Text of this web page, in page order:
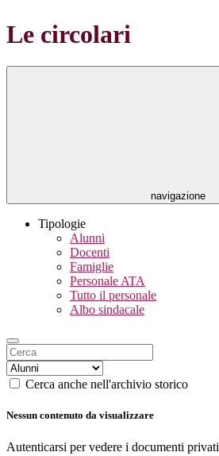
Le circolari
navigazione
Tipologie
Alunni
Docenti
Famiglie
Personale ATA
Tutto il personale
Albo sindacale
Cerca anche nell'archivio storico
Nessun contenuto da visualizzare
Autenticarsi per vedere i documenti privati